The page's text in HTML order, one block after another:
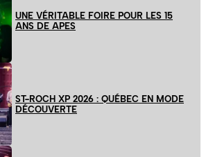
UNE VÉRITABLE FOIRE POUR LES 15
ANS DE APES
ST-ROCH XP 2026 : QUÉBEC EN MODE
DÉCOUVERTE